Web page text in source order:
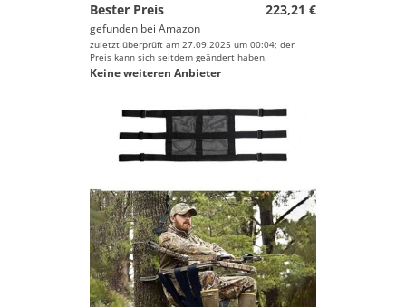
Bester Preis
223,21 €
gefunden bei Amazon
zuletzt überprüft am 27.09.2025 um 00:04; der
Preis kann sich seitdem geändert haben.
Keine weiteren Anbieter